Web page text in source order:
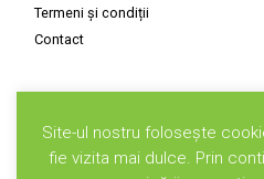
Termeni și condiții
Contact
Susținuți de CLIMATE-KIC
Site-ul nostru folosește
fie vizita mai dulce. Prin